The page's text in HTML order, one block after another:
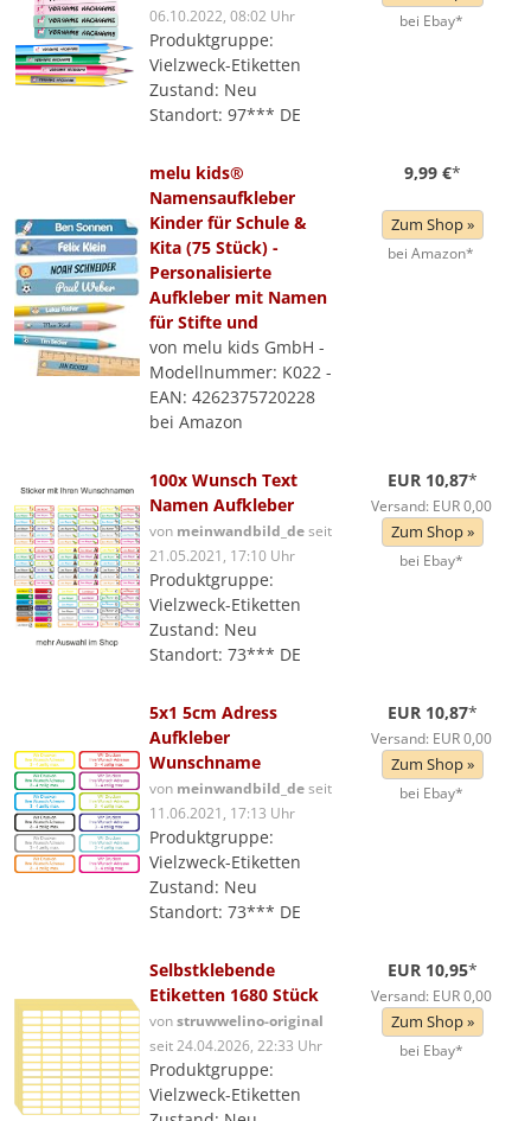
06.10.2022, 08:02 Uhr
Produktgruppe:
Vielzweck-Etiketten
Zustand: Neu
Standort: 97*** DE
bei Ebay*
melu kids®
Namensaufkleber
Kinder für Schule &
Kita (75 Stück) -
Personalisierte
Aufkleber mit Namen
für Stifte und
von melu kids GmbH -
Modellnummer: K022 -
EAN: 4262375720228
bei Amazon
9,99 €*
Zum Shop »
bei Amazon*
100x Wunsch Text
Namen Aufkleber
von meinwandbild_deseit
21.05.2021, 17:10 Uhr
Produktgruppe:
Vielzweck-Etiketten
Zustand: Neu
Standort: 73*** DE
EUR 10,87*
Versand: EUR 0,00
Zum Shop »
bei Ebay*
5x1 5cm Adress
Aufkleber
Wunschname
von meinwandbild_deseit
11.06.2021, 17:13 Uhr
Produktgruppe:
Vielzweck-Etiketten
Zustand: Neu
Standort: 73*** DE
EUR 10,87*
Versand: EUR 0,00
Zum Shop »
bei Ebay*
Selbstklebende
Etiketten 1680 Stück
vonstruwwelino-original
seit 24.04.2026, 22:33 Uhr
Produktgruppe:
Vielzweck-Etiketten
EUR 10,95*
Versand: EUR 0,00
Zum Shop »
bei Ebay*